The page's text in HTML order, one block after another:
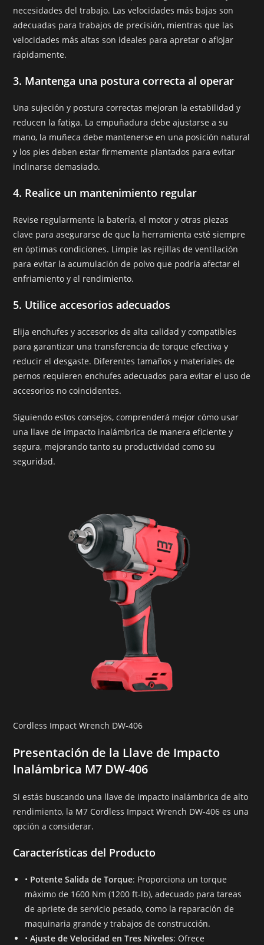
necesidades del trabajo. Las velocidades más bajas son
adecuadas para trabajos de precisión, mientras que las
velocidades más altas son ideales para apretar o aflojar
rápidamente.
3. Mantenga una postura correcta al operar
Una sujeción y postura correctas mejoran la estabilidad y
reducen la fatiga. La empuñadura debe ajustarse a su
mano, la muñeca debe mantenerse en una posición natural
y los pies deben estar firmemente plantados para evitar
inclinarse demasiado.
4. Realice un mantenimiento regular
Revise regularmente la batería, el motor y otras piezas
clave para asegurarse de que la herramienta esté siempre
en óptimas condiciones. Limpie las rejillas de ventilación
para evitar la acumulación de polvo que podría afectar el
enfriamiento y el rendimiento.
5. Utilice accesorios adecuados
Elija enchufes y accesorios de alta calidad y compatibles
para garantizar una transferencia de torque efectiva y
reducir el desgaste. Diferentes tamaños y materiales de
pernos requieren enchufes adecuados para evitar el uso de
accesorios no coincidentes.
Siguiendo estos consejos, comprenderá mejor cómo usar
una llave de impacto inalámbrica de manera eficiente y
segura, mejorando tanto su productividad como su
seguridad.
Cordless Impact Wrench DW-406
Presentación de la Llave de Impacto
Inalámbrica M7 DW-406
Si estás buscando una llave de impacto inalámbrica de alto
rendimiento, la M7 Cordless Impact Wrench DW-406 es una
opción a considerar.
Características del Producto
• Potente Salida de Torque: Proporciona un torque
máximo de 1600 Nm (1200 ft-lb), adecuado para tareas
de apriete de servicio pesado, como la reparación de
maquinaria grande y trabajos de construcción.
•Ajuste de Velocidad en Tres Niveles: Ofrece